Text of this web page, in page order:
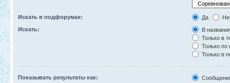
Искать в подфорумах: Да
Искать:
В
Только в
Только по
Только в
Показывать результаты как: